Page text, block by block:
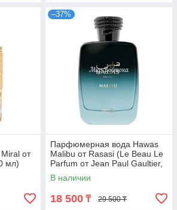
от
мл)
–37%
Парфюмерная вода Hawas
Malibu от Rasasi (Le Beau Le
Parfum от Jean Paul Gaultier,
100 мл)
В наличии
18 500 ₸ 29 500 ₸